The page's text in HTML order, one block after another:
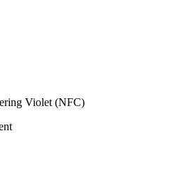
Violet (NFC)